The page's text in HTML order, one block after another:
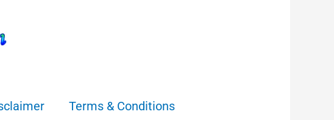
Terms & Conditions